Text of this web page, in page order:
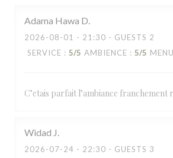
Adama Hawa D
2026-08-01 - 21:30 - GUESTS 2
SERVICE : 5/5 AMBIENCE : 5/5 MENU
C’etais parfait l’ambiance franchement
Widad J
2026-07-24 - 22:30 - GUESTS 3